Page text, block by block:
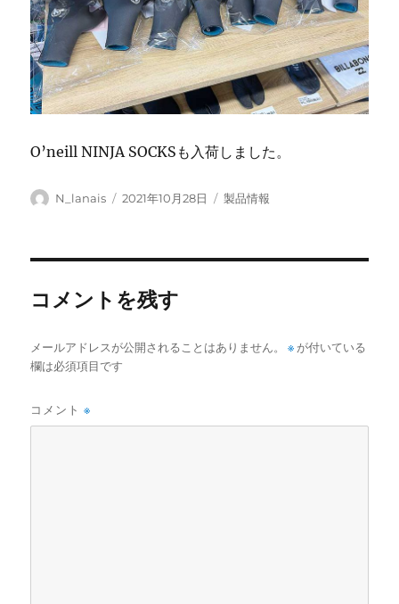
O’neill NINJA SOCKSも入荷しました。
投
N_lanais
投
2021年10月28日
カ
製品情報
コメントを残す
メールアドレスが公開されることはありません。 ※ が付いている
欄は必須項目です
コメント※